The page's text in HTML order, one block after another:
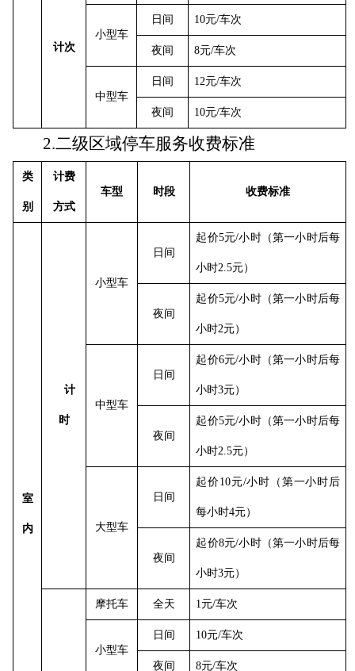
计次
小型车
日间 10元/车次
夜间 8元/车次
中型车
日间 12元/车次
夜间 10元/车次
2.二级区域停车服务收费标准
类
别
计费
方式
车型 时段 收费标准
室
内
计
时
小型车
日间
起价5元/小时（第一小时后每
小时2.5元）
夜间
起价5元/小时（第一小时后每
小时2元）
中型车
日间
起价6元/小时（第一小时后每
小时3元）
夜间
起价5元/小时（第一小时后每
小时2.5元）
大型车
日间
起价10元/小时（第一小时后
每小时4元）
夜间
起价8元/小时（第一小时后每
小时3元）
摩托车 全天 1元/车次
小型车
日间 10元/车次
夜间 8元/车次